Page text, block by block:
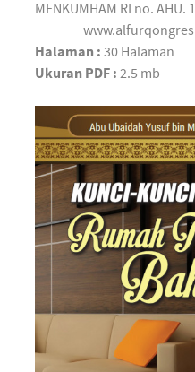
MENKUMHAM RI no.
Halaman : 30 Halaman
Ukuran PDF : 2.5 mb